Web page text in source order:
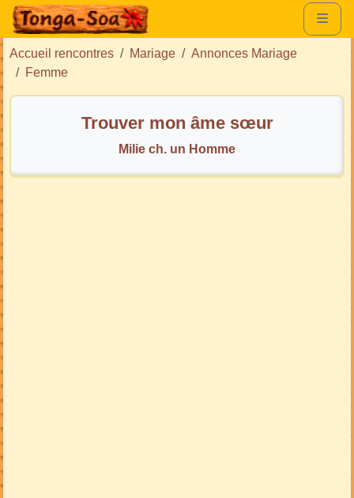
Accueil rencontres Mariage
Annonces Mariage
Femme
Trouver mon âme sœur
Milie ch. un Homme